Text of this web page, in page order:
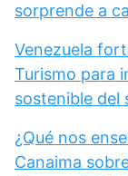
sorprende a
Venezuela
Turismo para
sostenible del
¿Qué nos
Canaima